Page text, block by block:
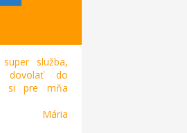
služba,
dovolať do
si pre mňa
Mária